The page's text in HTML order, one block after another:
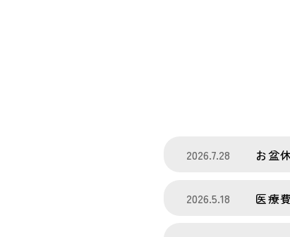
2026.7.28 お盆
2026.5.18 医療